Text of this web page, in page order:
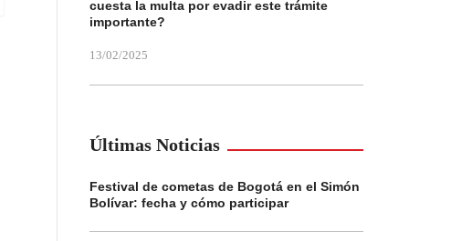
cuesta la multa por evadir este trámite
importante?
13/02/2025
Últimas Noticias
Festival de cometas de Bogotá en el Simón
Bolívar: fecha y cómo participar